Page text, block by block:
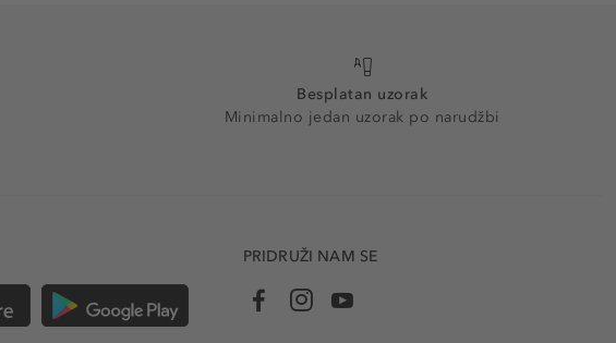
Besplatan uzorak
Minimalno jedan uzorak po narudžbi
PRIDRUŽI NAM SE